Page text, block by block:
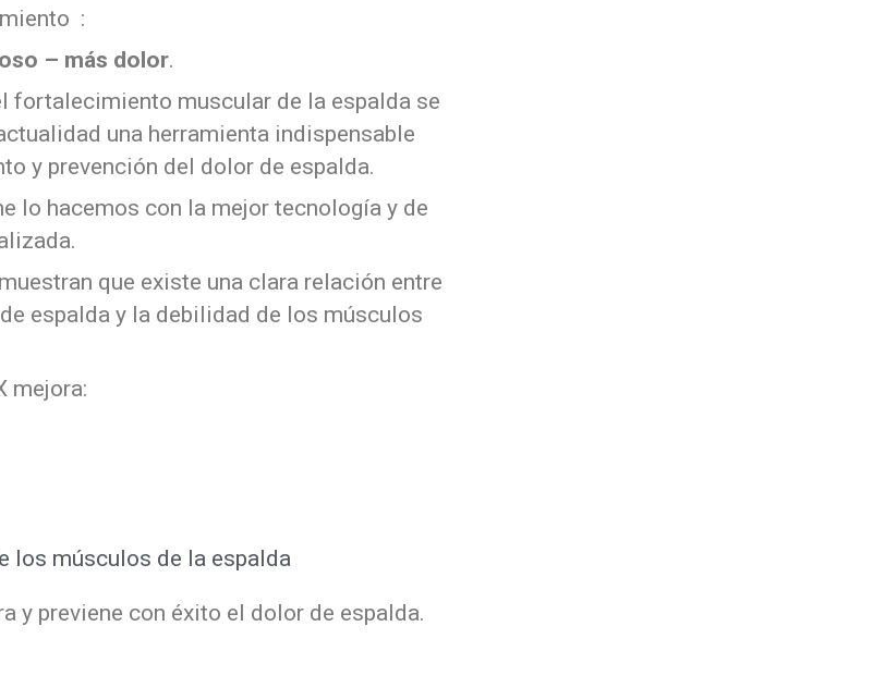
:
– más dolor.
fortalecimiento muscular de la espalda se
una herramienta indispensable
y prevención del dolor de espalda.
lo hacemos con la mejor tecnología y de
que existe una clara relación entre
espalda y la debilidad de los músculos
mejora:
los músculos de la espalda
y previene con éxito el dolor de espalda.